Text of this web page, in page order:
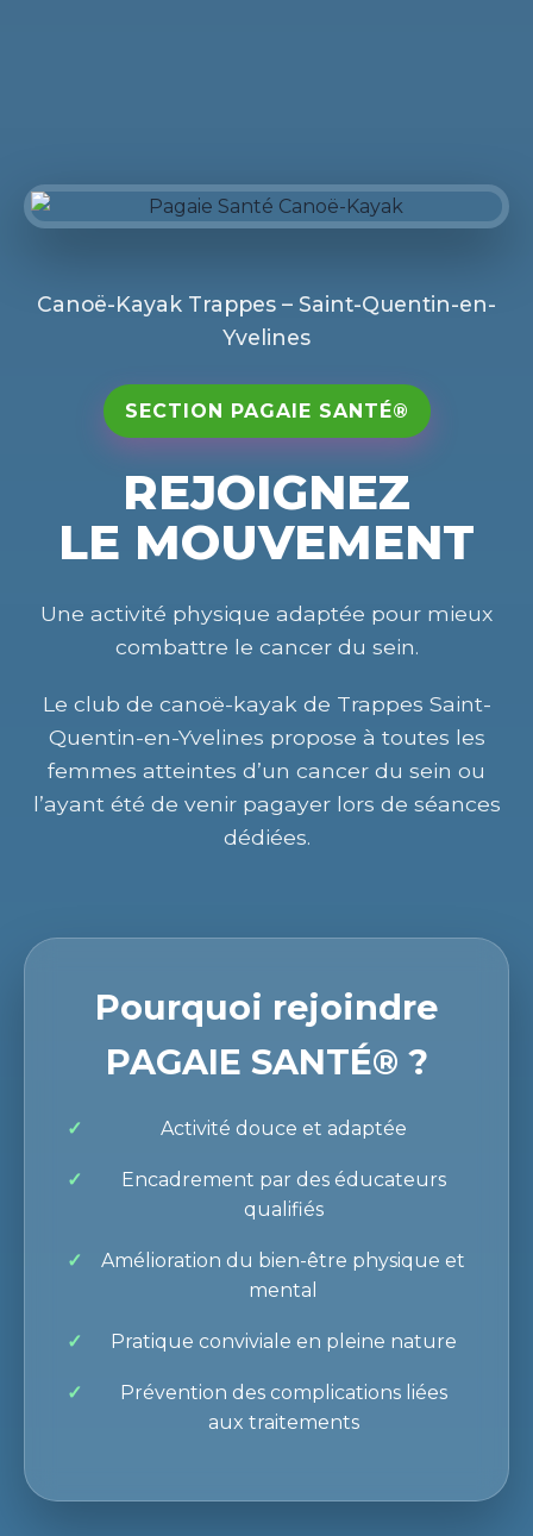
Canoë-Kayak Trappes – Saint-Quentin-en-
Yvelines
SECTION PAGAIE SANTÉ®
REJOIGNEZ
LE MOUVEMENT
Une activité physique adaptée pour mieux
combattre le cancer du sein.
Le club de canoë-kayak de Trappes Saint-
Quentin-en-Yvelines propose à toutes les
femmes atteintes d’un cancer du sein ou
l’ayant été de venir pagayer lors de séances
dédiées.
Pourquoi rejoindre
PAGAIE SANTÉ® ?
Activité douce et adaptée
Encadrement par des éducateurs
qualifiés
Amélioration du bien-être physique et
mental
Pratique conviviale en pleine nature
Prévention des complications liées
aux traitements